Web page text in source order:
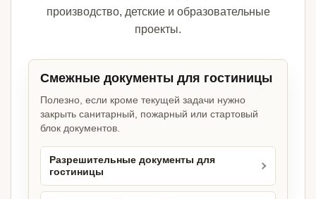
производство, детские и образовательные
проекты.
Смежные документы для гостиницы
Полезно, если кроме текущей задачи нужно
закрыть санитарный, пожарный или стартовый
блок документов.
Разрешительные документы для
гостиницы